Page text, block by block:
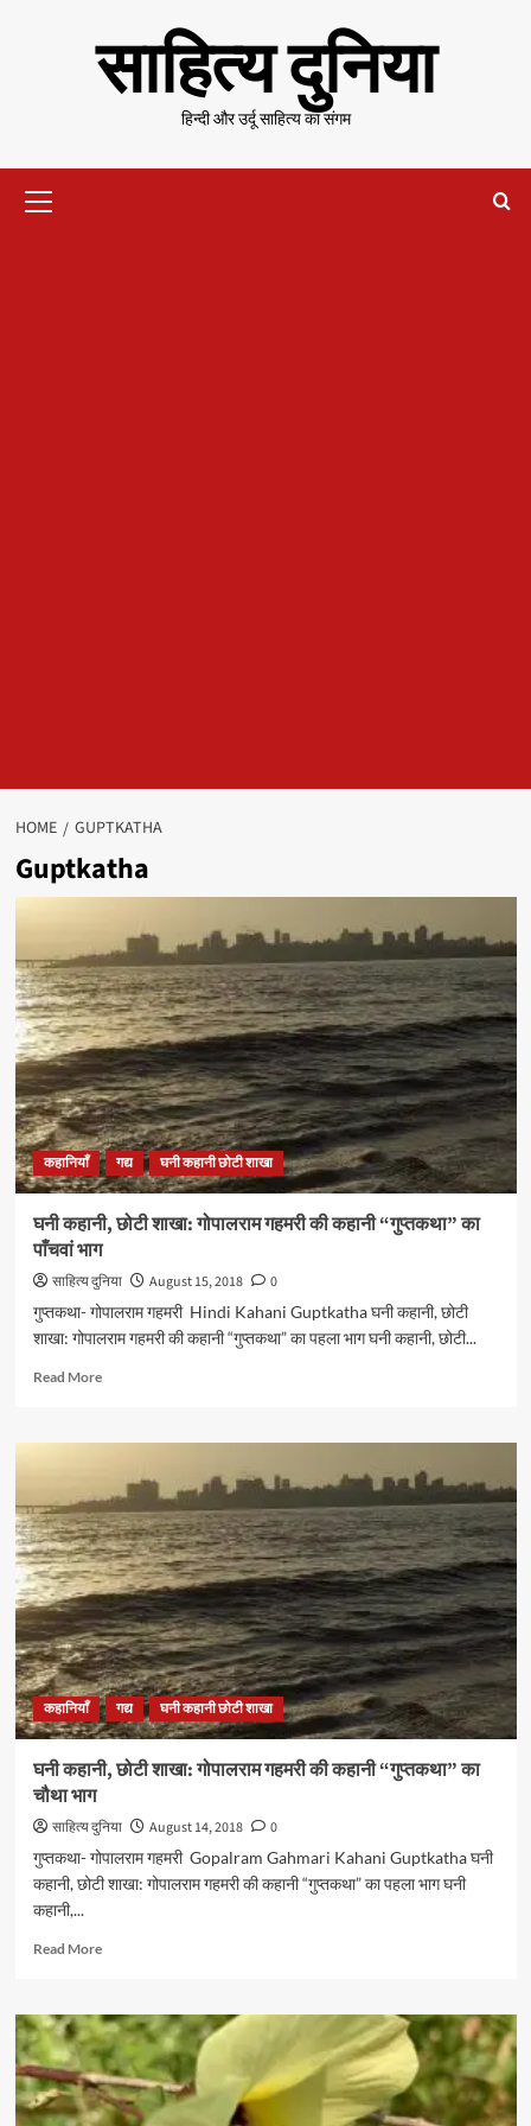
साहित्य दुनिया
हिन्दी और उर्दू साहित्य का संगम
Menu
HOME GUPTKATHA
Guptkatha
कहानियाँ गद्य घनी कहानी छोटी शाखा
घनी कहानी, छोटी शाखा: गोपालराम गहमरी की कहानी “गुप्तकथा” का
पाँचवां भाग
साहित्य दुनिया August 15, 2018
0
गुप्तकथा- गोपालराम गहमरी Hindi Kahani Guptkatha घनी कहानी, छोटी
शाखा: गोपालराम गहमरी की कहानी “गुप्तकथा” का पहला भाग घनी कहानी, छोटी...
Read MoreRead
घनी
शाखा:
गोपालराम
गहमरी की
कहानी
“गुप्तकथा”
का
पाँचवां
भाग
कहानियाँ गद्य घनी कहानी छोटी शाखा
घनी कहानी, छोटी शाखा: गोपालराम गहमरी की कहानी “गुप्तकथा” का
चौथा भाग
साहित्य दुनिया August 14, 2018
0
गुप्तकथा- गोपालराम गहमरी Gopalram Gahmari Kahani Guptkatha घनी
कहानी, छोटी शाखा: गोपालराम गहमरी की कहानी “गुप्तकथा” का पहला भाग घनी
कहानी,...
Read MoreRead
घनी
कहानी,
छोटी
शाखा:
गोपालराम